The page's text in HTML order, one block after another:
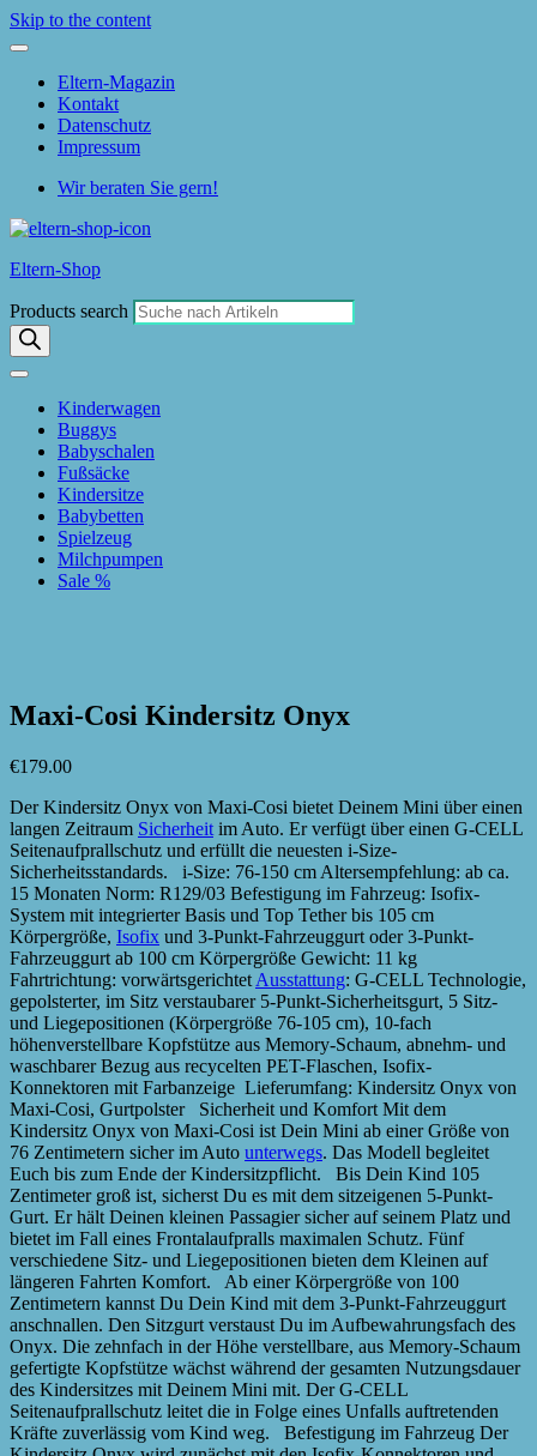
Skip to the content
Eltern-Magazin
Kontakt
Datenschutz
Impressum
Wir beraten Sie gern!
Eltern-Shop
Products search
Kinderwagen
Buggys
Babyschalen
Fußsäcke
Kindersitze
Babybetten
Spielzeug
Milchpumpen
Sale %
Maxi-Cosi Kindersitz Onyx
€179.00
Der Kindersitz Onyx von Maxi-Cosi bietet Deinem Mini über einen
langen Zeitraum Sicherheit im Auto. Er verfügt über einen G-CELL
Seitenaufprallschutz und erfüllt die neuesten i-Size-
Sicherheitsstandards. i-Size: 76-150 cm Altersempfehlung: ab ca.
15 Monaten Norm: R129/03 Befestigung im Fahrzeug: Isofix-
System mit integrierter Basis und Top Tether bis 105 cm
Körpergröße, Isofix und 3-Punkt-Fahrzeuggurt oder 3-Punkt-
Fahrzeuggurt ab 100 cm Körpergröße Gewicht: 11 kg
Fahrtrichtung: vorwärtsgerichtet Ausstattung: G-CELL Technologie,
gepolsterter, im Sitz verstaubarer 5-Punkt-Sicherheitsgurt, 5 Sitz-
und Liegepositionen (Körpergröße 76-105 cm), 10-fach
höhenverstellbare Kopfstütze aus Memory-Schaum, abnehm- und
waschbarer Bezug aus recycelten PET-Flaschen, Isofix-
Konnektoren mit Farbanzeige Lieferumfang: Kindersitz Onyx von
Maxi-Cosi, Gurtpolster Sicherheit und Komfort Mit dem
Kindersitz Onyx von Maxi-Cosi ist Dein Mini ab einer Größe von
76 Zentimetern sicher im Auto unterwegs. Das Modell begleitet
Euch bis zum Ende der Kindersitzpflicht. Bis Dein Kind 105
Zentimeter groß ist, sicherst Du es mit dem sitzeigenen 5-Punkt-
Gurt. Er hält Deinen kleinen Passagier sicher auf seinem Platz und
bietet im Fall eines Frontalaufpralls maximalen Schutz. Fünf
verschiedene Sitz- und Liegepositionen bieten dem Kleinen auf
längeren Fahrten Komfort. Ab einer Körpergröße von 100
Zentimetern kannst Du Dein Kind mit dem 3-Punkt-Fahrzeuggurt
anschnallen. Den Sitzgurt verstaust Du im Aufbewahrungsfach des
Onyx. Die zehnfach in der Höhe verstellbare, aus Memory-Schaum
gefertigte Kopfstütze wächst während der gesamten Nutzungsdauer
des Kindersitzes mit Deinem Mini mit. Der G-CELL
Seitenaufprallschutz leitet die in Folge eines Unfalls auftretenden
Kräfte zuverlässig vom Kind weg. Befestigung im Fahrzeug Der